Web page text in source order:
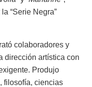
la “Serie Negra”
colaboradores y
dirección artística con
Produjo
filosofía, ciencias